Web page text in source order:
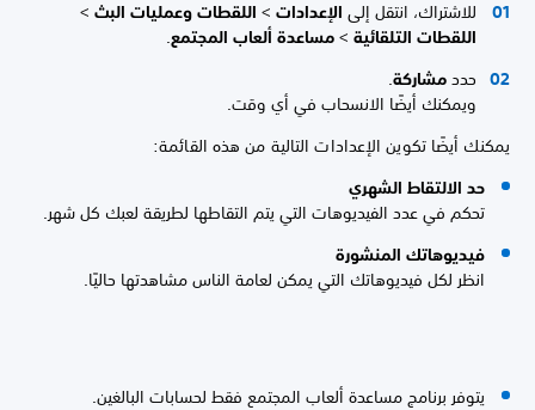
للاشتراك، انتقل إلى الإعدادات > اللقطات وعمليات البث >
اللقطات التلقائية > مساعدة ألعاب المجتمع.
حدد مشاركة.
ويمكنك أيضًا الانسحاب في أي وقت.
يمكنك أيضًا تكوين الإعدادات التالية من هذه القائمة:
حد الالتقاط الشهري
تحكم في عدد الفيديوهات التي يتم التقاطها لطريقة لعبك كل شهر.
فيديوهاتك المنشورة
انظر لكل فيديوهاتك التي يمكن لعامة الناس مشاهدتها حاليًا.
يتوفر برنامج مساعدة ألعاب المجتمع فقط لحسابات البالغين.